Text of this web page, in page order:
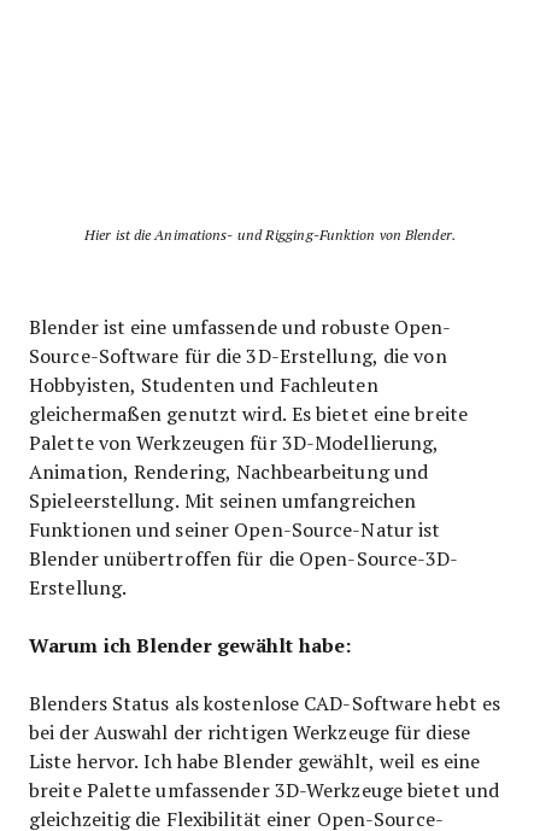
Hier ist die Animations- und Rigging-Funktion von Blender.
Blender ist eine umfassende und robuste Open-
Source-Software für die 3D-Erstellung, die von
Hobbyisten, Studenten und Fachleuten
gleichermaßen genutzt wird. Es bietet eine breite
Palette von Werkzeugen für 3D-Modellierung,
Animation, Rendering, Nachbearbeitung und
Spieleerstellung. Mit seinen umfangreichen
Funktionen und seiner Open-Source-Natur ist
Blender unübertroffen für die Open-Source-3D-
Erstellung.
Warum ich Blender gewählt habe:
Blenders Status als kostenlose CAD-Software hebt es
bei der Auswahl der richtigen Werkzeuge für diese
Liste hervor. Ich habe Blender gewählt, weil es eine
breite Palette umfassender 3D-Werkzeuge bietet und
gleichzeitig die Flexibilität einer Open-Source-